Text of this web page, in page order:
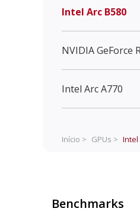
Intel Arc B580
NVIDIA GeForce
Intel Arc A770
Início > GPUs > Intel
Benchmarks